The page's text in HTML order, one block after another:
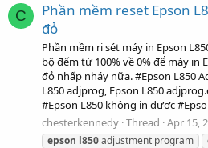
C
Phần mềm reset Epson
đỏ
Phần mềm ri sét máy in Epson
bộ đếm từ 100% về 0% để máy in
đỏ nhấp nháy nữa. #Epson L850
L850 adjprog, Epson L850
#Epson L850 không in được
chesterkennedy Thread Apr 15,
epson l850adjustment program